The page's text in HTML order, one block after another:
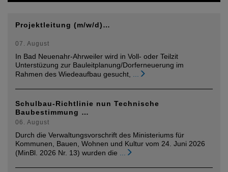
Projektleitung (m/w/d)…
07. August
In Bad Neuenahr-Ahrweiler wird in Voll- oder Teilzit
Unterstüzung zur Bauleitplanung/Dorferneuerung im
Rahmen des Wiedeaufbau gesucht,
Schulbau-Richtlinie nun Technische
Baubestimmung …
06. August
Durch die Verwaltungsvorschrift des Ministeriums für
Kommunen, Bauen, Wohnen und Kultur vom 24. Juni 2026
(MinBl. 2026 Nr. 13) wurden die